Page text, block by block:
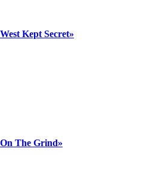
Kept Secret»
The Grind»